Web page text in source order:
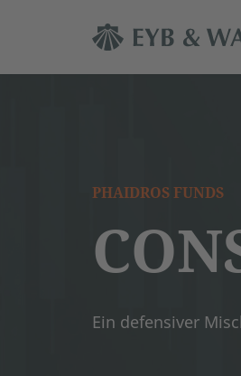
PHAIDROS FUNDS
Ein defensiver